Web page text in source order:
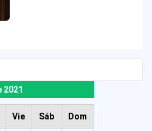
2021
Vie Sáb Dom